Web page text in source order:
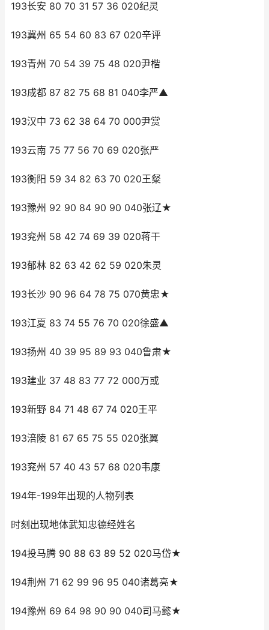
193长安 80 70 31 57 36 020纪灵
193冀州 65 54 60 83 67 020辛评
193青州 70 54 39 75 48 020尹楷
193成都 87 82 75 68 81 040李严▲
193汉中 73 62 38 64 70 000尹赏
193云南 75 77 56 70 69 020张严
193衡阳 59 34 82 63 70 020王粲
193豫州 92 90 84 90 90 040张辽★
193兖州 58 42 74 69 39 020蒋干
193郁林 82 63 42 62 59 020朱灵
193长沙 90 96 64 78 75 070黄忠★
193江夏 83 74 55 76 70 020徐盛▲
193扬州 40 39 95 89 93 040鲁肃★
193建业 37 48 83 77 72 000万或
193新野 84 71 48 67 74 020王平
193涪陵 81 67 65 75 55 020张翼
193兖州 57 40 43 57 68 020韦康
194年-199年出现的人物列表
时刻出现地体武知忠德经姓名
194投马腾 90 88 63 89 52 020马岱★
194荆州 71 62 99 96 95 040诸葛亮★
194豫州 69 64 98 90 90 040司马懿★